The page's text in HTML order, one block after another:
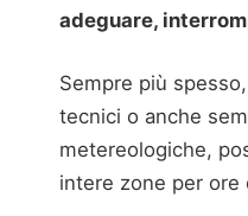
adeguare,
Sempre più
tecnici o anche
metereologiche,
intere zone per ore